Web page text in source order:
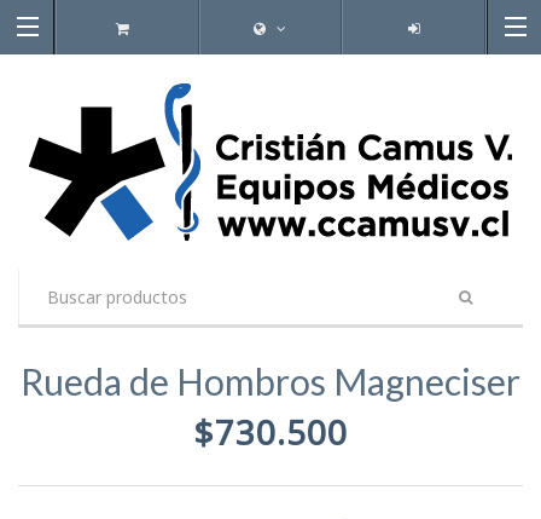
Rueda de Hombros Magneciser
$730.500